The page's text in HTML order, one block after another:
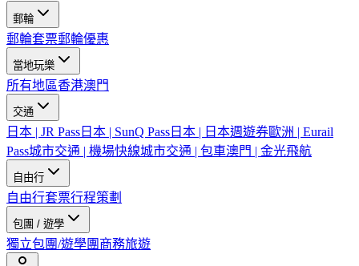
郵輪
郵輪套票郵輪優惠
當地玩樂
所有地區香港澳門
交通
日本 | JR Pass 日本 | SunQ Pass 日本 | 日本週遊券歐洲 | Eurail
Pass城市交通 | 機場快線城市交通 | 包車澳門 | 金光飛航
自由行
自由行套票行程策劃
包團 / 遊學
獨立包團/遊學團 商務旅遊